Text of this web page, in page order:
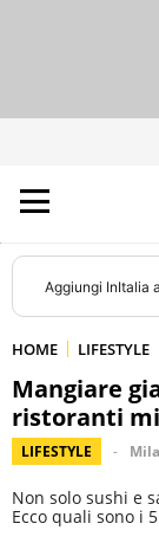
Aggiungi InItalia
HOME LIFESTYLE
Mangiare
ristoranti
LIFESTYLE
Non solo sushi e
Ecco quali sono i